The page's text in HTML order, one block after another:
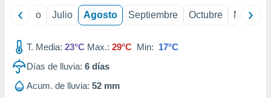
Junio Julio Agosto Septiembre Octubre
T. Media: 23°C Max.: 29°C Min: 17°C
Días de lluvia: 6 días
Acum. de lluvia: 52 mm